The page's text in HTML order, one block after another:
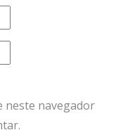
neste navegador